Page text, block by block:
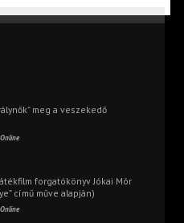
meg a veszekedő
forgatókönyv Jókai Mór
című műve alapján)